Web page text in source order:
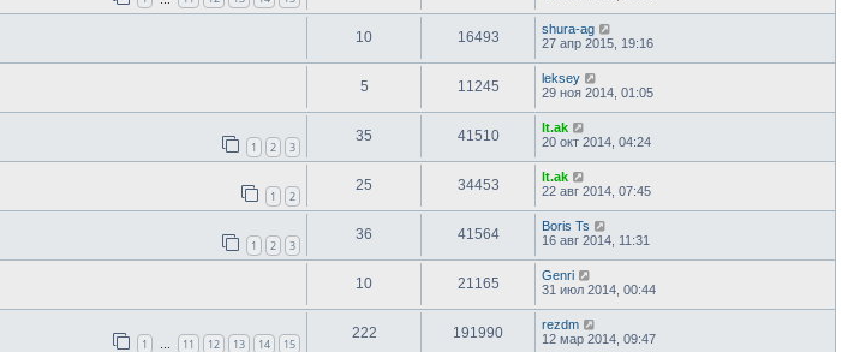
10 16493
shura-ag
27 апр 2015, 19:16
5 11245
leksey
29 ноя 2014, 01:05
1 2 3
35 41510
lt.ak
20 окт 2014, 04:24
1 2
25 34453
lt.ak
22 авг 2014, 07:45
1 2 3
36 41564
Boris Ts
16 авг 2014, 11:31
10 21165
Genri
31 июл 2014, 00:44
1 … 11 12 13 14 15
222 191990
rezdm
12 мар 2014, 09:47